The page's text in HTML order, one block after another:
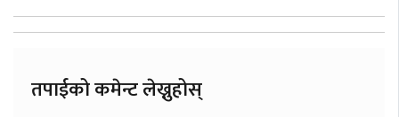
तपाईको कमेन्ट लेख्नुहोस्